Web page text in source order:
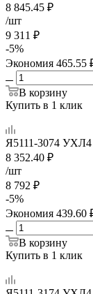
8 845.45 ₽
/шт
9 311 ₽
-5%
Экономия 465.55
В корзину
Купить в 1 клик
Я5111-3074 УХЛ4
8 352.40 ₽
/шт
8 792 ₽
-5%
Экономия 439.60
В корзину
Купить в 1 клик